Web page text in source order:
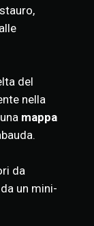
del
nella
mappa
da
un mini-